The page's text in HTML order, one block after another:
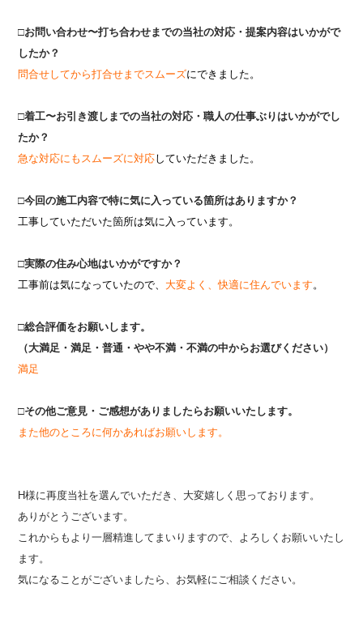
□お問い合わせ〜打ち合わせまでの当社の対応・提案内容はいかがで
したか？
問合せしてから打合せまでスムーズにできました。
□着工〜お引き渡しまでの当社の対応・職人の仕事ぶりはいかがでし
たか？
急な対応にもスムーズに対応していただきました。
□今回の施工内容で特に気に入っている箇所はありますか？
工事していただいた箇所は気に入っています。
□実際の住み心地はいかがですか？
工事前は気になっていたので、 大変よく、快適に住んでいます 。
□総合評価をお願いします。
（大満足・満足・普通・やや不満・不満の中からお選びください）
満足
□その他ご意見・ご感想がありましたらお願いいたします。
また他のところに何かあればお願いします。
H様に再度当社を選んでいただき、大変嬉しく思っております。
ありがとうございます。
これからもより一層精進してまいりますので、よろしくお願いいたし
ます。
気になることがございましたら、お気軽にご相談ください。